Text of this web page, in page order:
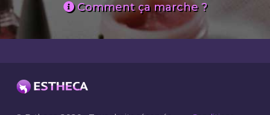
Comment ça marche ?